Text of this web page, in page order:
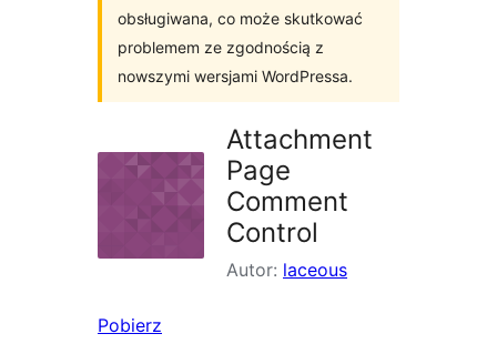
obsługiwana, co może skutkować
problemem ze zgodnością z
nowszymi wersjami WordPressa.
Attachment
Page
Comment
Control
Autor: laceous
Pobierz